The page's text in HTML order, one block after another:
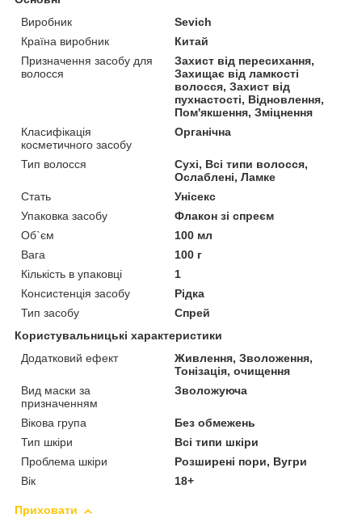
Виробник
Sevich
Країна виробник
Китай
Призначення засобу для
волосся
Захист від пересихання,
Захищає від ламкості
волосся, Захист від
пухнастості, Відновлення,
Пом'якшення, Зміцнення
Класифікація
косметичного засобу
Органічна
Тип волосся
Сухі, Всі типи волосся,
Ослаблені, Ламке
Стать
Унісекс
Упаковка засобу
Флакон зі спреєм
Об`єм
100 мл
Вага
100 г
Кількість в упаковці
1
Консистенція засобу
Рідка
Тип засобу
Спрей
Користувальницькі характеристики
Додатковий ефект
Живлення, Зволоження,
Тонізація, очищення
Вид маски за
призначенням
Зволожуюча
Вікова група
Без обмежень
Тип шкіри
Всі типи шкіри
Проблема шкіри
Розширені пори, Вугри
Вік
18+
Приховати